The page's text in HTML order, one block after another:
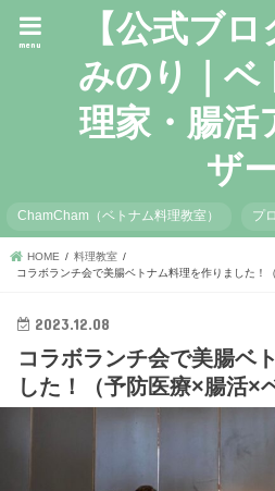
【公式ブ
みのり｜ベ
理家・腸活
ザ
menu
ChamCham（ベトナム料理教室） プ
HOME
料理教室
コラボランチ会で美腸ベトナム料理を作りました！
2023.12.08
コラボランチ会で美腸ベ
した！（予防医療×腸活×